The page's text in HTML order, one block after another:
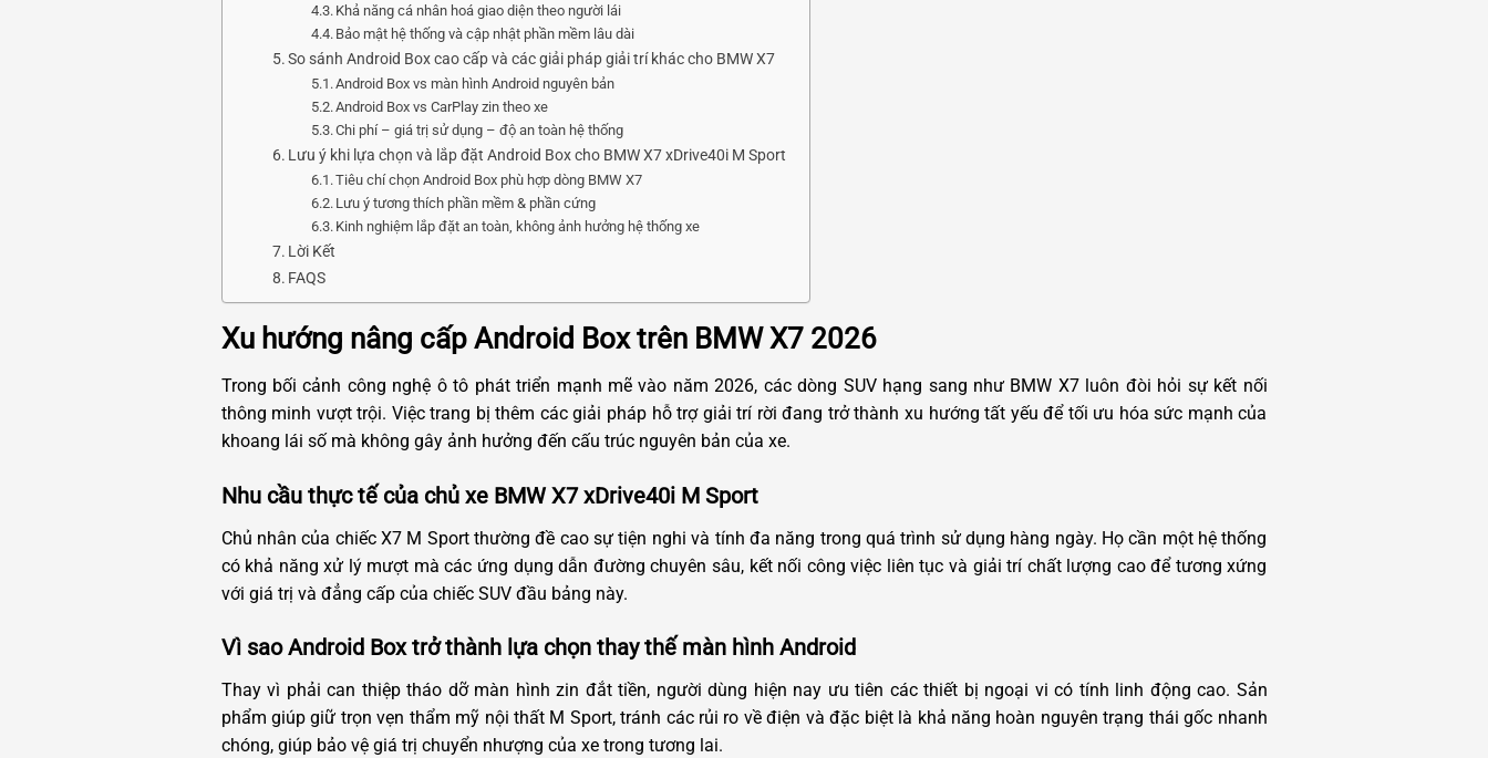
Khả năng cá nhân hoá giao diện theo người lái
Bảo mật hệ thống và cập nhật phần mềm lâu dài
So sánh Android Box cao cấp và các giải pháp giải trí khác cho BMW X7
Android Box vs màn hình Android nguyên bản
Android Box vs CarPlay zin theo xe
Chi phí – giá trị sử dụng – độ an toàn hệ thống
Lưu ý khi lựa chọn và lắp đặt Android Box cho BMW X7 xDrive40i M Sport
Tiêu chí chọn Android Box phù hợp dòng BMW X7
Lưu ý tương thích phần mềm & phần cứng
Kinh nghiệm lắp đặt an toàn, không ảnh hưởng hệ thống xe
Lời Kết
FAQS
Xu hướng nâng cấp Android Box trên BMW X7 2026
Trong bối cảnh công nghệ ô tô phát triển mạnh mẽ vào năm 2026, các dòng SUV hạng sang như BMW X7 luôn đòi hỏi sự kết nối
thông minh vượt trội. Việc trang bị thêm các giải pháp hỗ trợ giải trí rời đang trở thành xu hướng tất yếu để tối ưu hóa sức mạnh của
khoang lái số mà không gây ảnh hưởng đến cấu trúc nguyên bản của xe.
Nhu cầu thực tế của chủ xe BMW X7 xDrive40i M Sport
Chủ nhân của chiếc X7 M Sport thường đề cao sự tiện nghi và tính đa năng trong quá trình sử dụng hàng ngày. Họ cần một hệ thống
có khả năng xử lý mượt mà các ứng dụng dẫn đường chuyên sâu, kết nối công việc liên tục và giải trí chất lượng cao để tương xứng
với giá trị và đẳng cấp của chiếc SUV đầu bảng này.
Vì sao Android Box trở thành lựa chọn thay thế màn hình Android
Thay vì phải can thiệp tháo dỡ màn hình zin đắt tiền, người dùng hiện nay ưu tiên các thiết bị ngoại vi có tính linh động cao. Sản
phẩm giúp giữ trọn vẹn thẩm mỹ nội thất M Sport, tránh các rủi ro về điện và đặc biệt là khả năng hoàn nguyên trạng thái gốc nhanh
chóng, giúp bảo vệ giá trị chuyển nhượng của xe trong tương lai.